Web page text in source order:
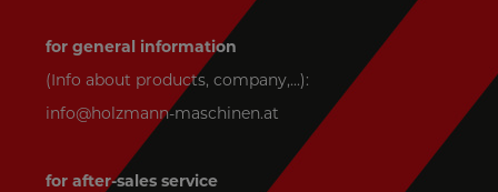
for general information
(Info about products, company,...):
info@holzmann-maschinen.at
for after-sales service